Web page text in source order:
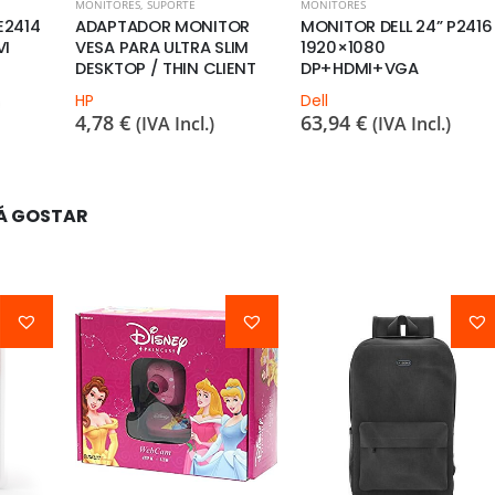
MONITORES, SUPORTE
ADAPTADOR MONITOR
VESA PARA ULTRA SLIM
DESKTOP / THIN CLIENT
HP
4,78 € (IVA Incl.)
MONITORES
MONITOR DELL 24” P2416
1920×1080
DP+HDMI+VGA
Dell
63,94 € (IVA Incl.)
GOSTAR